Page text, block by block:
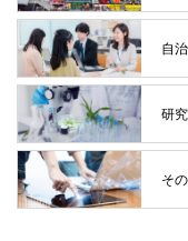
自
研
そ